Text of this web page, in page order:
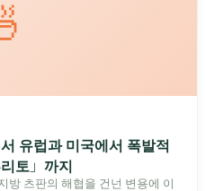
유럽과 미국에서 폭발적
토」까지
방 츠판의 해협을 건넌 변용에 이